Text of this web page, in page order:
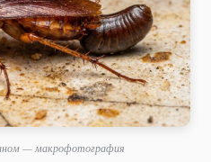
— макрофотография